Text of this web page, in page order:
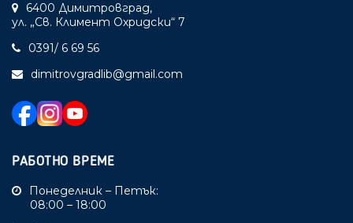
6400 Димитровград,
ул. „Св. Климент Охридски“ 7
0391/ 6 69 56
dimitrovgradlib@gmail.com
РАБОТНО ВРЕМЕ
Понеделник – Петък:
08:00 – 18:00